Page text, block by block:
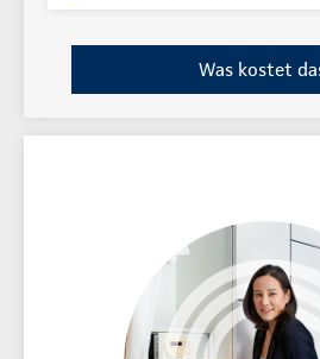
Was kostet